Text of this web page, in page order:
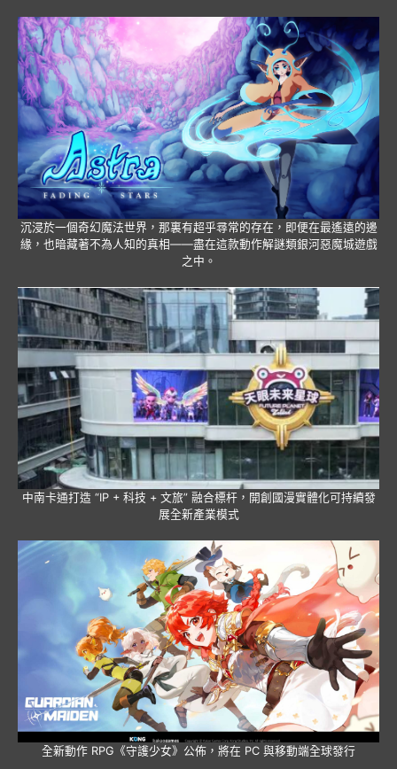
沉浸於一個奇幻魔法世界，那裏有超乎尋常的存在，即便在最遙遠的邊
緣，也暗藏著不為人知的真相——盡在這款動作解謎類銀河惡魔城遊戲
之中。
中南卡通打造 “IP + 科技 + 文旅” 融合標杆，開創國漫實體化可持續發
展全新產業模式
全新動作 RPG《守護少女》公佈，將在 PC 與移動端全球發行